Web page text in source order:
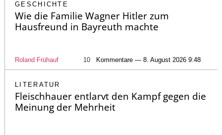
GESCHICHTE
Wie die Familie Wagner Hitler zum
Hausfreund in Bayreuth machte
Roland Frühauf 10 Kommentare — 8. August 2026 9:48
LITERATUR
Fleischhauer entlarvt den Kampf gegen die
Meinung der Mehrheit